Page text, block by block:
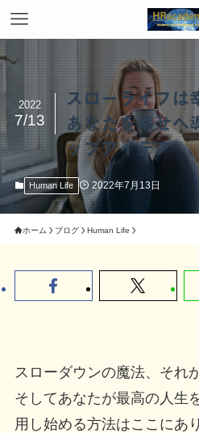
スローライフは
あなたを幸せへ
ップアイデア
2022
7/13
Human Life 2022年7月13日
ホーム ブログ Human Life
スローダウンの魔法、それ
そしてあなたが最高の人生
用し始める方法はここにあ